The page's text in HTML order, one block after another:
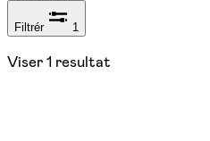
Filtrér 1
Viser1 resultat